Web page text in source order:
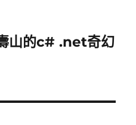
山的c# .net奇幻